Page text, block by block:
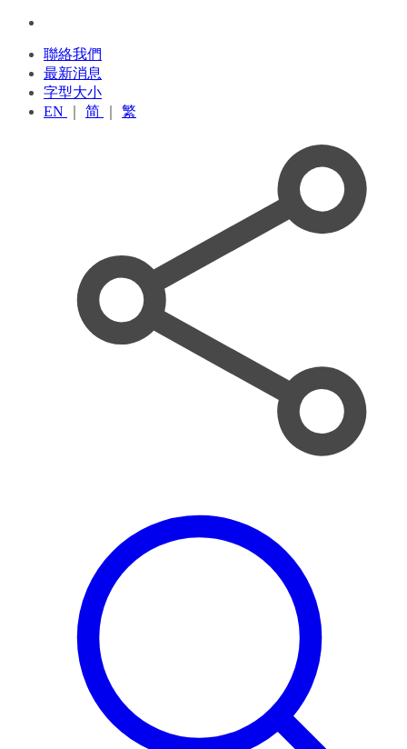
聯絡我們
最新消息
字型大小
EN
简 繁